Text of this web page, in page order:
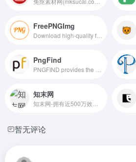
FreePNGImg
PngFind
知末网
暂无评论